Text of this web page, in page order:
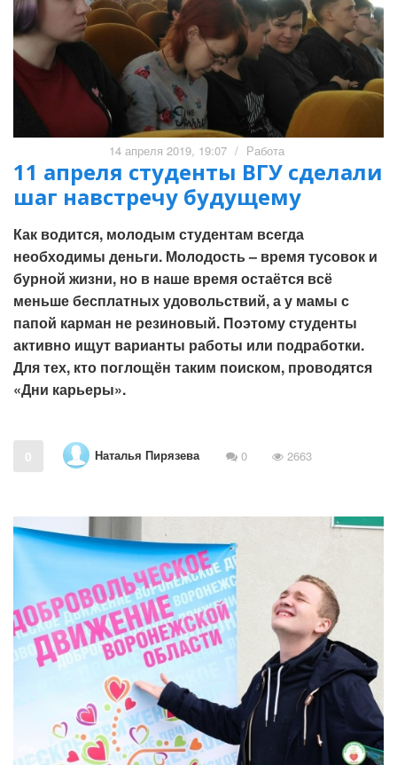
14 апреля 2019, 19:07 / Работа
11 апреля студенты ВГУ сделали
шаг навстречу будущему
Как водится, молодым студентам всегда
необходимы деньги. Молодость – время тусовок и
бурной жизни, но в наше время остаётся всё
меньше бесплатных удовольствий, а у мамы с
папой карман не резиновый. Поэтому студенты
активно ищут варианты работы или подработки.
Для тех, кто поглощён таким поиском, проводятся
«Дни карьеры».
0 Наталья Пирязева 0 2663